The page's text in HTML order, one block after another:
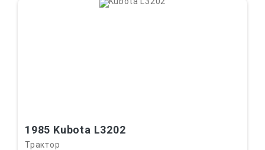
1985 Kubota L3202
Трактор